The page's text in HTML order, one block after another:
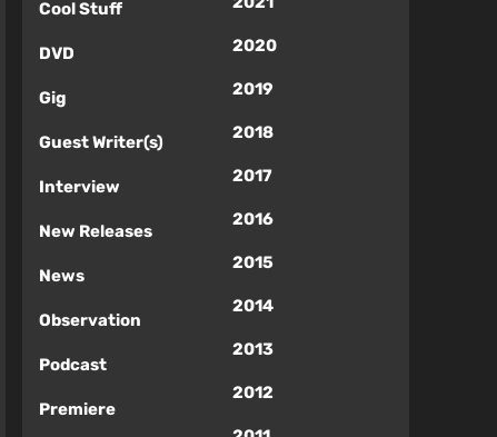
Cool Stuff
DVD
Gig
Guest Writer(s)
Interview
New Releases
News
Observation
Podcast
Premiere
2020
2019
2018
2017
2016
2015
2014
2013
2012